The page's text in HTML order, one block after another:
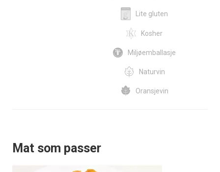
Lite gluten
Kosher
Miljøemballasje
Naturvin
Oransjevin
Mat som passer